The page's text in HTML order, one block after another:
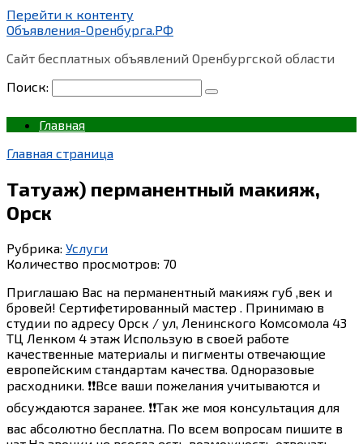
Перейти к контенту
Объявления-Оренбурга.РФ
Сайт бесплатных объявлений Оренбургской области
Поиск:
Главная
Главная страница
Татуаж) перманентный макияж,
Орск
Рубрика: Услуги
Количество просмотров: 70
Приглашаю Вас на перманентный макияж губ ,век и
бровей! Сертифетированный мастер . Принимаю в
студии по адресу Орск / ул, Ленинского Комсомола 43
ТЦ Ленком 4 этаж Использую в своей работе
качественные материалы и пигменты отвечающие
европейским стандартам качества. Одноразовые
расходники. ❗❗Все ваши пожелания учитываются и
обсуждаются заранее. ❗❗Так же моя консультация для
вас абсолютно бесплатна. По всем вопросам пишите в